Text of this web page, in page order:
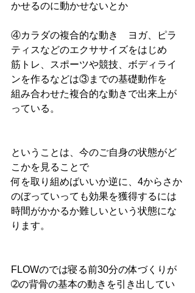
かせるのに動かせないとか
④カラダの複合的な動き　ヨガ、ピラ
ティスなどのエクササイズをはじめ
筋トレ、スポーツや競技、ボディライ
ンを作るなどは③までの基礎動作を
組み合わせた複合的な動きで出来上が
っている。
ということは、今のご自身の状態がど
こかを見ることで
何を取り組めばいいか逆に、4からさか
のぼっていっても効果を獲得するには
時間がかかるか難しいという状態にな
ります。
FLOWのでは寝る前30分の体づくりが
➁の背骨の基本の動きを引き出してい